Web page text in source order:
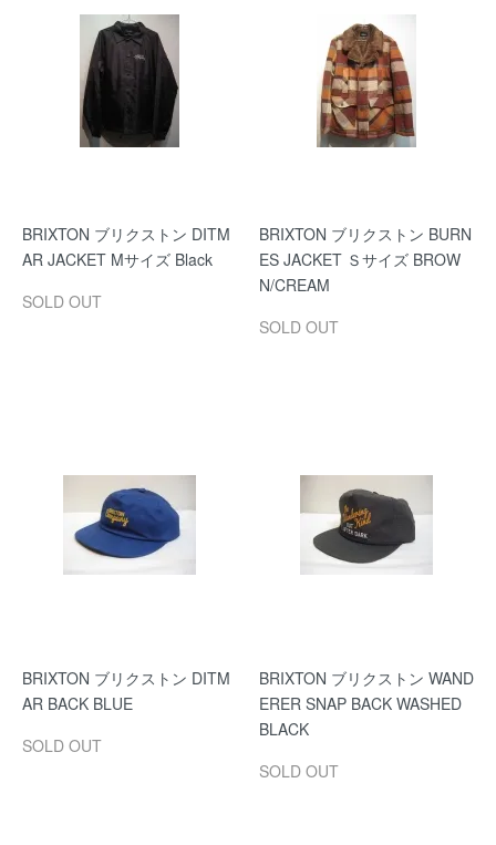
BRIXTON ブリクストン DITM
AR JACKET Mサイズ Black
SOLD OUT
BRIXTON ブリクストン BURN
ES JACKET Ｓサイズ BROW
N/CREAM
SOLD OUT
BRIXTON ブリクストン DITM
AR BACK BLUE
SOLD OUT
BRIXTON ブリクストン WAND
ERER SNAP BACK WASHED
BLACK
SOLD OUT